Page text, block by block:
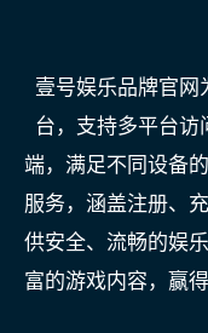
壹号娱乐品牌官网
台，支持多平台访
端，满足不同设备
服务，涵盖注册、
供安全、流畅的娱
富的游戏内容，赢